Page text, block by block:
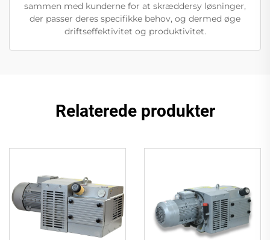
sammen med kunderne for at skræddersy løsninger,
der passer deres specifikke behov, og dermed øge
driftseffektivitet og produktivitet.
Relaterede produkter